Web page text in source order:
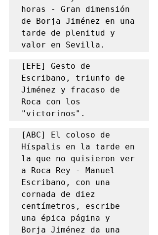
horas - Gran dimensión
de Borja Jiménez en una
tarde de plenitud y
valor en Sevilla.
[EFE] Gesto de
Escribano, triunfo de
Jiménez y fracaso de
Roca con los
"victorinos".
[ABC] El coloso de
Híspalis en la tarde en
la que no quisieron ver
a Roca Rey - Manuel
Escribano, con una
cornada de diez
centímetros, escribe
una épica página y
Borja Jiménez da una